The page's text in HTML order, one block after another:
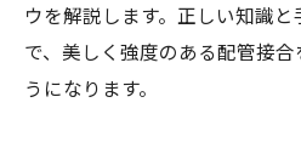
ウを解説します。正しい知識
で、美しく強度のある配管接
うになります。